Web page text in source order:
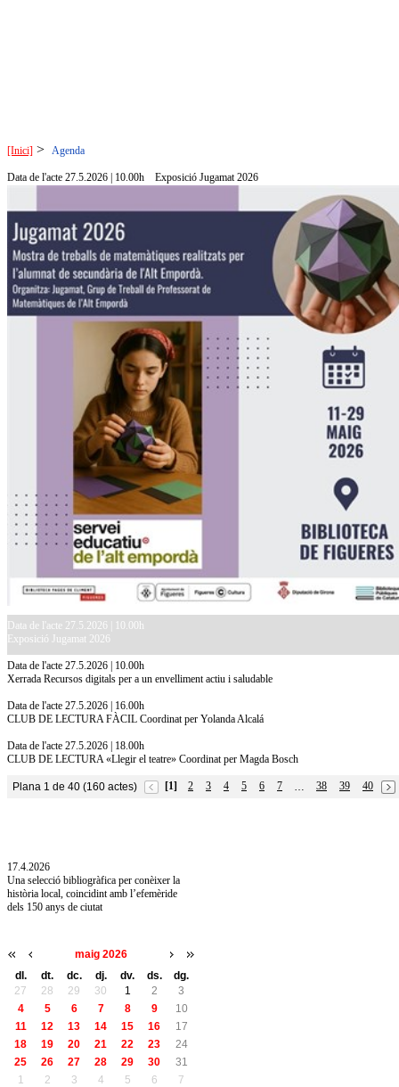
[Inici] > Agenda
Data de l'acte 27.5.2026 | 10.00h Exposició Jugamat 2026
Data de l'acte 27.5.2026 | 10.00h
Exposició Jugamat 2026
Data de l'acte 27.5.2026 | 10.00h
Xerrada Recursos digitals per a un envelliment actiu i saludable
Data de l'acte 27.5.2026 | 16.00h
CLUB DE LECTURA FÀCIL Coordinat per Yolanda Alcalá
Data de l'acte 27.5.2026 | 18.00h
CLUB DE LECTURA «Llegir el teatre» Coordinat per Magda Bosch
Plana 1 de 40 (160 actes) [1] 2 3 4 5 6 7 … 38 39
40
17.4.2026
Una selecció bibliogràfica per conèixer la
història local, coincidint amb l’efemèride
dels 150 anys de ciutat
maig 2026
dl.
dt. dc. dj. dv. ds.
dg.
27
28 29 30 1 2
3
4
5 6 7 8 9
10
11
12 13 14 15 16
17
18
19 20 21 22 23
24
25
26 27 28 29 30
31
1
2 3 4 5 6 7